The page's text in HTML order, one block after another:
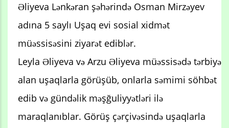
Əliyeva Lənkəran şəhərində Osman Mirzəyev
adına 5 saylı Uşaq evi sosial xidmət
müəssisəsini ziyarət ediblər.
Leyla Əliyeva və Arzu Əliyeva müəssisədə tərbiyə
alan uşaqlarla görüşüb, onlarla səmimi söhbət
edib və gündəlik məşğuliyyətləri ilə
maraqlanıblar. Görüş çərçivəsində uşaqlarla